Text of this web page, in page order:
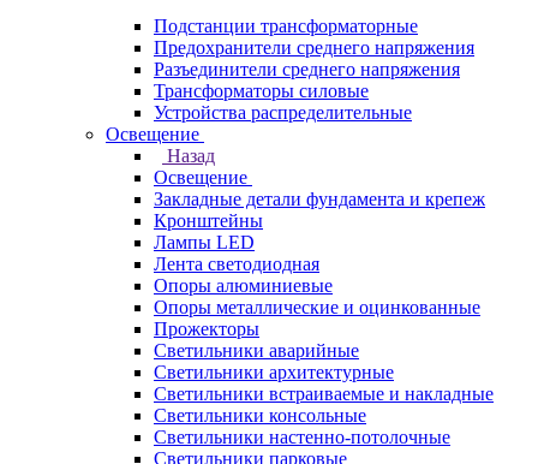
Подстанции трансформаторные
Предохранители среднего напряжения
Разъединители среднего напряжения
Трансформаторы силовые
Устройства распределительные
Освещение
Назад
Освещение
Закладные детали фундамента и крепеж
Кронштейны
Лампы LED
Лента светодиодная
Опоры алюминиевые
Опоры металлические и оцинкованные
Прожекторы
Светильники аварийные
Светильники архитектурные
Светильники встраиваемые и накладные
Светильники консольные
Светильники настенно-потолочные
Светильники парковые